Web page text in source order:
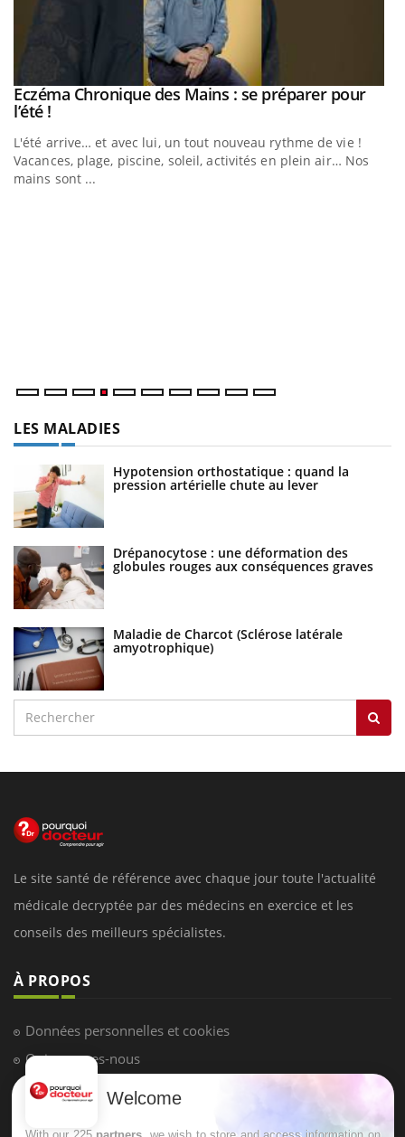
Youtube
Eczéma Chronique des Mains : se préparer pour
l’été !Youtube
L'été arrive… et avec lui, un tout nouveau rythme de vie !
Vacances, plage, piscine, soleil, activités en plein air… Nos
mains sont ...
LES MALADIES
Hypotension orthostatique : quand la
pression artérielle chute au lever
Drépanocytose : une déformation des
globules rouges aux conséquences graves
Maladie de Charcot (Sclérose latérale
amyotrophique)
Le site santé de référence avec chaque jour toute l'actualité
médicale decryptée par des médecins en exercice et les
conseils des meilleurs spécialistes.
À PROPOS
Données personnelles et cookies
Qui sommes-nous
Conditions d'utilisation
Welcome
With our 225 partners , we wish to store and access information on